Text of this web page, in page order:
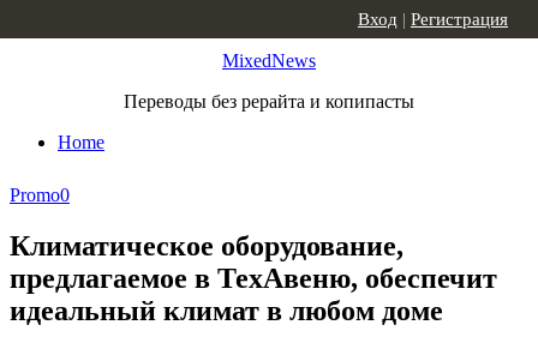
MixedNews
Переводы без рерайта и копипасты
Home
Вход | Регистрация
Promo0
Климатическое оборудование,
предлагаемое в ТехАвеню, обеспечит
идеальный климат в любом доме